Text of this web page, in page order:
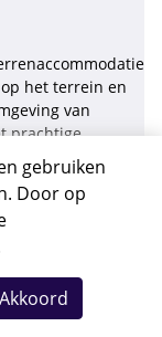
het terrein en
van
prachtige
brengt jou
1:230 km
reis nu boeken
gebruiken
Door op
Akkoord